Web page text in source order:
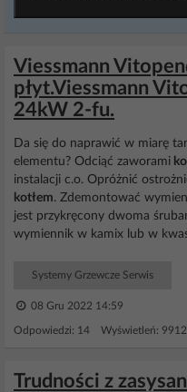
Viessmann
płyt.Viessmann
24kW 2-fu.
Da się do naprawić w miarę
elementu? Odciąć zaworami
instalacji c.o. Opróżnić
kotłem. Zdemontować
jest przykręcony dwoma
wymiennik w kamix lub w
Systemy Grzewcze Serwis
08 Gru 2022 14:59
Odpowiedzi: 14 Wyświetleń: 9912
Trudności z